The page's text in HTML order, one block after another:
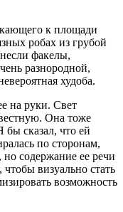
к площади
робах из грубой
факелы,
разнородной,
худоба.
на руки. Свет
Она тоже
бы сказал, что ей
по сторонам,
содержание ее речи
визуально стать
возможность